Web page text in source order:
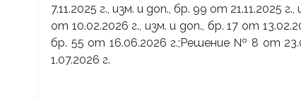
7.11.2025 г., изм. и доп., бр. 99 от 21.11.2025
от 10.02.2026 г., изм. и доп., бр. 17 от
бр. 55 от 16.06.2026 г.;Решение № 8 от
1.07.2026 г.